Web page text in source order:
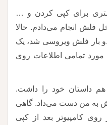
برای کپی کردن و …
فلش انجام می‌دادم. حالا
بار فلش ویروسی شد، یک
تمامی اطلاعات روی
داستان خود را داشت.
به من دست می‌داد. گاهی
کامپیوتر بعد از کپی